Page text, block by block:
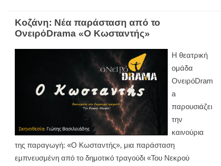
Κοζάνη: Νέα παράσταση από το
ΟνειρόDrama «Ο Κωσταντής»
Η θεατρική
ομάδα
ΟνειρόDram
a
παρουσιάζει
την
καινούρια
της παραγωγή: «Ο Κωσταντής», μια παράσταση
εμπνευσμένη από το δημοτικό τραγούδι «Του Νεκρού